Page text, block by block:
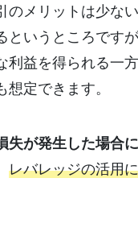
のメリットは少な
というところです
益を得られる一方
想定できます。
失が発生した場合
レバレッジの活用